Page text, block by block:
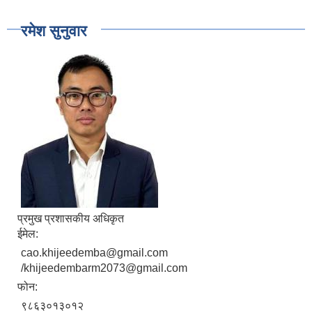
रमेश सुनुवार
प्रमुख प्रशासकीय अधिकृत
ईमेल:
cao.khijeedemba@gmail.com
/khijeedembarm2073@gmail.com
फोन:
९८६३०१३०१२